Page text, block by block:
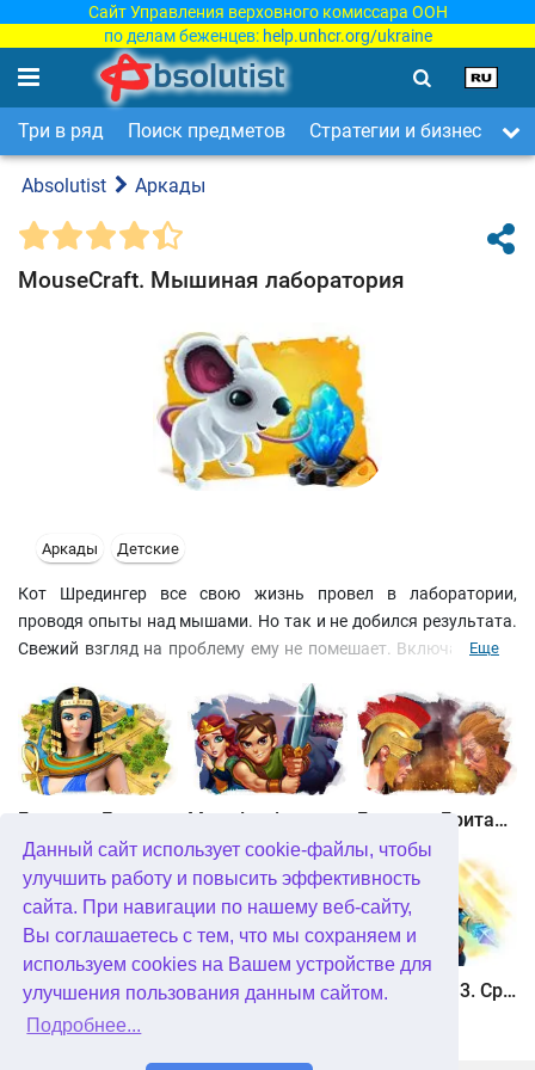
Данный сайт использует cookie-файлы, чтобы
улучшить работу и повысить эффективность
сайта. При навигации по нашему веб-сайту,
Вы соглашаетесь с тем, что мы сохраняем и
используем cookies на Вашем устройстве для
улучшения пользования данным сайтом.
Подробнее...
Сайт Управления верховного комиссара ООН
по делам беженцев: help.unhcr.org/ukraine
Три в ряд Поиск предметов Стратегии и бизнес
Absolutist Аркады
MouseCraft. Мышиная лаборатория
Аркады Детские
Кот Шредингер все свою жизнь провел в лаборатории,
проводя опыты над мышами. Но так и не добился результата.
Свежий взгляд на проблему ему не помешает. Включайтесь в
сохранив им жизнь и собрав по пути несколько объектов. А
путь извилист и опасен: если не падения с высоты, то
подопытный может стать жертвой крысоида. Используйте
предложенные игровые возможности с умом.
Еще
Maze Lord Битва за Британию. Восстание Каратака
Охота онлайн Птичий переполох 3 Солдатики 3. Средневековье